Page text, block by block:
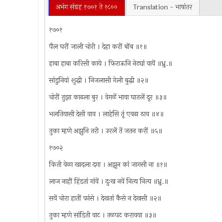
अभंग संग्रह १७०१ ते १८०० Translation - भाषांतर
१७०१
पैल घरीं जाली चोरी । देहा करीं बोंब ॥१॥
हाबा हाबा करिसी काये । फिराऊनि नेट्यां वायें ॥ध्रु.॥
सांडुनियां शुद्धी । निजलासी गेली बुद्धी ॥२॥
चोरीं तुझा काढला बुर । वेगळें भावा घातलें दूर ॥३॥
भलतियासी देसी वाव । लाहेसि तूं एवढा ठाव ॥४॥
तुका म्हणे अझुनि तरी । उरलें तें जतन करीं ॥५॥
१७०२
किती वेळा खादला दगा । अझून कां जागसी ना ॥१॥
लाज नाहीं हिंडतां गांवें । दुःख नवें नित्य नित्य ॥ध्रु.॥
सवें चोरा हातीं फांसे । देखतां कैसे न देखसी ॥२॥
तुका म्हणे सांडिती वाट । तळपट करावया ॥३॥